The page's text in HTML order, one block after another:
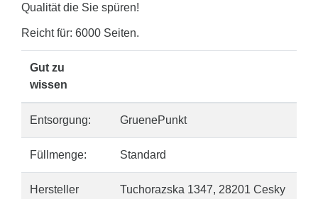
Qualität die Sie spüren!
Reicht für: 6000 Seiten.
Gut zu
wissen
Entsorgung: GruenePunkt
Füllmenge: Standard
Hersteller Tuchorazska 1347, 28201 Cesky